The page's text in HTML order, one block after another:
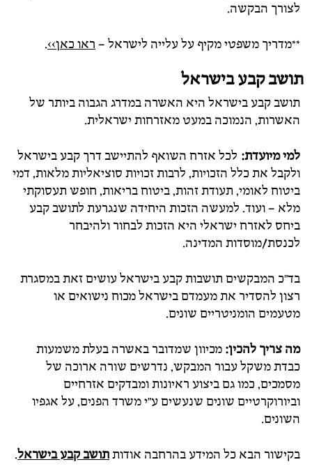
לצורך הבקשה.
**מדריך משפטי מקיף על עלייה לישראל – ראו כאן>>.
תושב קבע בישראל
תושב קבע בישראל היא האשרה במדרג הגבוה ביותר של
האשרות, הנמוכה במעט מאזרחות ישראלית.
למי מיועדת: לכל אזרח השואף להתיישב דרך קבע בישראל
ולקבל את כלל הזכויות, לרבות זכויות סוציאליות מלאות, דמי
ביטוח לאומי, תעודת זהות, ביטוח בריאות, חופש תעסוקתי
מלא – ועוד. למעשה הזכות היחידה שנגרעת לתושב קבע
ביחס לאזרח ישראלי היא הזכות לבחור ולהיבחר
לכנסת/מוסדות המדינה.
בד"כ המבקשים תושבות קבע בישראל עושים זאת במסגרת
רצון להסדיר את מעמדם בישראל מכוח נישואים או
מטעמים הומניטריים שונים.
מה צריך להכין: מכיוון שמדובר באשרה בעלת משמעות
כבדת משקל עבור המבקש, נדרשים שורה ארוכה של
מסמכים, כמו גם ביצוע ראיונות ומבדקים אזרחיים
וביורוקרטיים שונים שנעשים ע"י משרד הפנים, על אגפיו
השונים.
בקישור הבא כל המידע בהרחבה אודותתושב קבע בישראל.